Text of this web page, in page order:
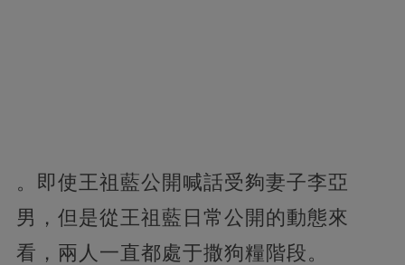
。即使王祖藍公開喊話受夠妻子李亞
男，但是從王祖藍日常公開的動態來
看，兩人一直都處于撒狗糧階段。